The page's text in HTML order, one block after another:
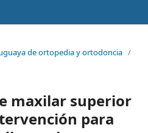
de ortopedia y ortodoncia /
maxilar superior
para